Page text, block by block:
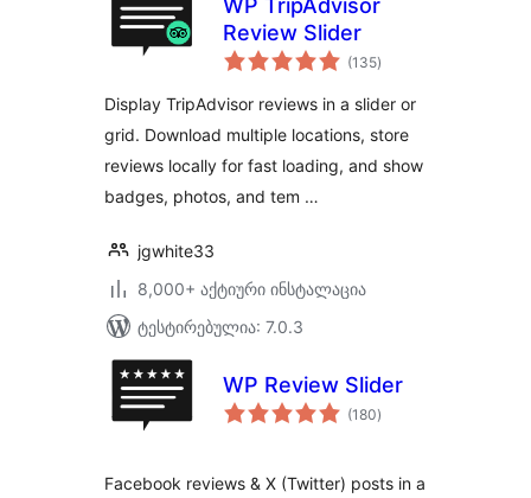
WP TripAdvisor
Review Slider
(135საერთო
რეიტინგი
)
Display TripAdvisor reviews in a slider or
grid. Download multiple locations, store
reviews locally for fast loading, and show
badges, photos, and tem …
jgwhite33
8,000+ აქტიური ინსტალაცია
ტესტირებულია: 7.0.3
WP Review Slider
(180საერთო
რეიტინგი
)
Facebook reviews & X (Twitter) posts in a